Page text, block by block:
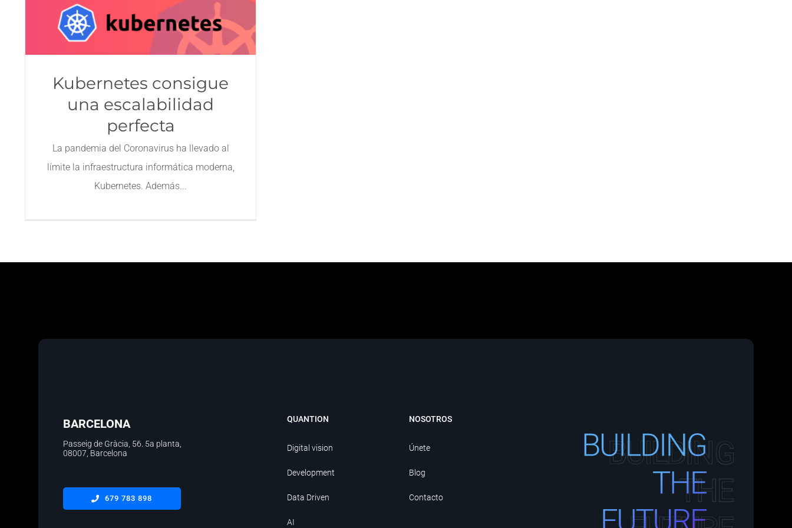
Kubernetes consigue
una escalabilidad
perfecta
La pandemia del Coronavirus ha llevado al
límite la infraestructura informática moderna,
Kubernetes. Además
BARCELONA
Passeig de Gràcia, 56. 5a planta
08007, Barcelona
679 783 898
QUANTION
Digital vision
Development
Data Driven
AI
NOSOTROS
Únete
Blog
Contacto